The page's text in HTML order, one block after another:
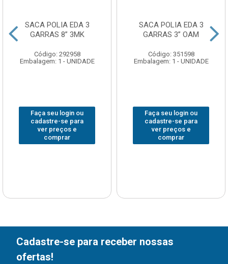
SACA POLIA EDA 3
GARRAS 8” 3MK
Código: 292958
Embalagem: 1 - UNIDADE
Faça seu login ou
cadastre-se para
ver preços e
comprar
SACA POLIA EDA 3
GARRAS 3” OAM
Código: 351598
Embalagem: 1 - UNIDADE
Faça seu login ou
cadastre-se para
ver preços e
comprar
Cadastre-se para receber nossas
ofertas!